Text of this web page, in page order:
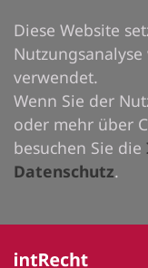
Diese Website
verwendet.
Wenn Sie der
oder mehr über
besuchen Sie die
Datenschutz.